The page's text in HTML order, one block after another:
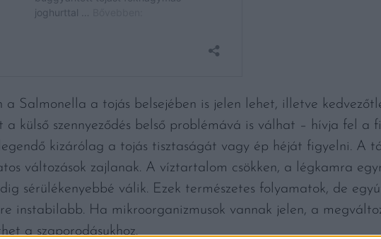
a Salmonella a tojás belsejében is jelen lehet, illetve
a külső szennyeződés belső problémává is válhat – hívja fel a
kizárólag a tojás tisztaságát vagy ép héját figyelni. A
változások zajlanak. A víztartalom csökken, a légkamra
sérülékenyebbé válik. Ezek természetes folyamatok, de
instabilabb. Ha mikroorganizmusok vannak jelen, a
a szaporodásukhoz.